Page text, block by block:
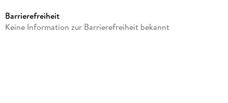
Gewicht
Barrierefreiheit
Keine Information zur Barrierefreiheit bekannt